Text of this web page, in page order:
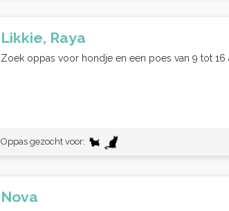
Likkie, Raya
Zoek oppas voor hondje en een poes van 9 tot 16
Oppas gezocht voor:
Nova